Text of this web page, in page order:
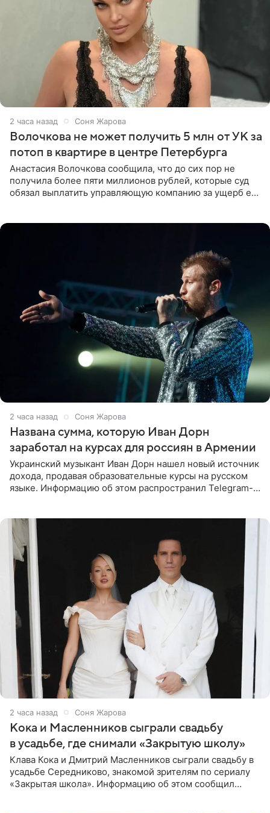
2 часа назад Соня Жарова
Волочкова не может получить 5 млн от УК за
потоп в квартире в центре Петербурга
Анастасия Волочкова сообщила, что до сих пор не
получила более пяти миллионов рублей, которые суд
обязал выплатить управляющую компанию за ущерб ее
2 часа назад Соня Жарова
Названа сумма, которую Иван Дорн
заработал на курсах для россиян в Армении
Украинский музыкант Иван Дорн нашел новый источник
дохода, продавая образовательные курсы на русском
языке. Информацию об этом распространил Telegram-
2 часа назад Соня Жарова
Кока и Масленников сыграли свадьбу
в усадьбе, где снимали «Закрытую школу»
Клава Кока и Дмитрий Масленников сыграли свадьбу в
усадьбе Середниково, знакомой зрителям по сериалу
«Закрытая школа». Информацию об этом сообщил